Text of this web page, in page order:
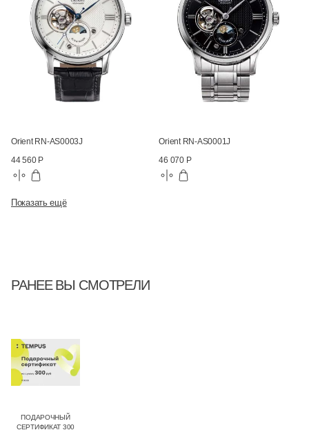
Orient RN-AS0003J
44 560 Р
Orient RN-AS0001J
46 070 Р
Показать ещё
РАНЕЕ ВЫ СМОТРЕЛИ
ПОДАРОЧНЫЙ
СЕРТИФИКАТ 300